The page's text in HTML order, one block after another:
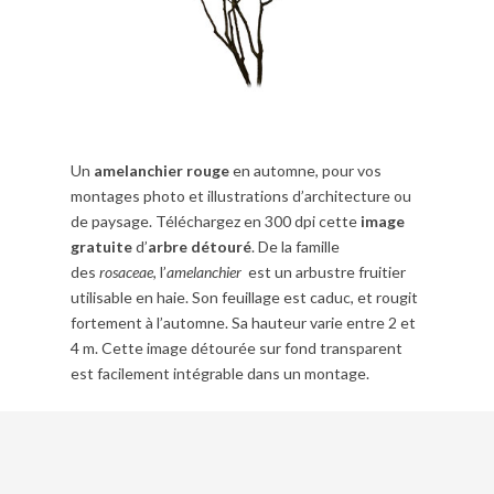
Un amelanchier rougeen automne, pour vos
montages photo et illustrations d’architecture ou
de paysage. Téléchargez en 300 dpi cette image
gratuited’arbre détouré. De la famille
des rosaceae, l’amelanchier est un arbustre fruitier
utilisable en haie. Son feuillage est caduc, et rougit
fortement à l’automne. Sa hauteur varie entre 2 et
4 m. Cette image détourée sur fond transparent
est facilement intégrable dans un montage.